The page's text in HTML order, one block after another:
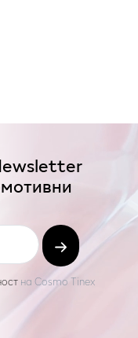
на Cosmo Tinex